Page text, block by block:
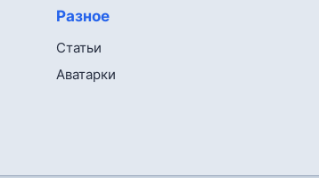
Разное
Статьи
Аватарки